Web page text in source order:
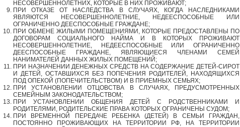
НЕСОВЕРШЕННОЛЕТНИХ, КОТОРЫЕ В НИХ ПРОЖИВАЮТ;
ПРИ ОТКАЗЕ ОТ НАСЛЕДСТВА В СЛУЧАЯХ, КОГДА НАСЛЕДНИКАМИ
ЯВЛЯЮТСЯ НЕСОВЕРШЕННОЛЕТНИЕ, НЕДЕЕСПОСОБНЫЕ ИЛИ
ОГРАНИЧЕННО ДЕЕСПОСОБНЫЕ ГРАЖДАНЕ;
ПРИ ОБМЕНЕ ЖИЛЫМИ ПОМЕЩЕНИЯМИ, КОТОРЫЕ ПРЕДОСТАВЛЕНЫ ПО
ДОГОВОРАМ СОЦИАЛЬНОГО НАЙМА И В КОТОРЫХ ПРОЖИВАЮТ
НЕСОВЕРШЕННОЛЕТНИЕ, НЕДЕЕСПОСОБНЫЕ ИЛИ ОГРАНИЧЕННО
ДЕЕСПОСОБНЫЕ ГРАЖДАНЕ, ЯВЛЯЮЩИЕСЯ ЧЛЕНАМИ СЕМЕЙ
НАНИМАТЕЛЕЙ ДАННЫХ ЖИЛЫХ ПОМЕЩЕНИЙ;
ПРИ НАЗНАЧЕНИИ ДЕНЕЖНЫХ СРЕДСТВ НА СОДЕРЖАНИЕ ДЕТЕЙ-СИРОТ
И ДЕТЕЙ, ОСТАВШИХСЯ БЕЗ ПОПЕЧЕНИЯ РОДИТЕЛЕЙ, НАХОДЯЩИХСЯ
ПОД ОПЕКОЙ (ПОПЕЧИТЕЛЬСТВОМ) И В ПРИЕМНЫХ СЕМЬЯХ;
ПРИ УСТАНОВЛЕНИИ ОТЦОВСТВА В СЛУЧАЯХ, ПРЕДУСМОТРЕННЫХ
СЕМЕЙНЫМ ЗАКОНОДАТЕЛЬСТВОМ;
ПРИ УСТАНОВЛЕНИИ ОБЩЕНИЯ ДЕТЕЙ С РОДСТВЕННИКАМИ И
РОДИТЕЛЯМИ, РОДИТЕЛЬСКИЕ ПРАВА КОТОРЫХ ОГРАНИЧЕНЫ СУДОМ;
ПРИ ВРЕМЕННОЙ ПЕРЕДАЧЕ РЕБЕНКА (ДЕТЕЙ) В СЕМЬИ ГРАЖДАН,
ПОСТОЯННО ПРОЖИВАЮЩИХ НА ТЕРРИТОРИИ РФ, НА ТЕРРИТОРИИ